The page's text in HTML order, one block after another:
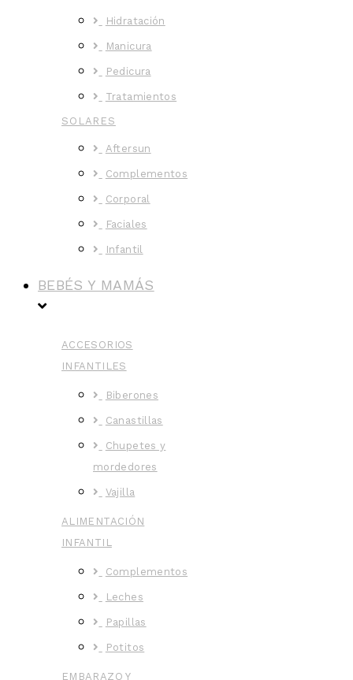
Hidratación
Manicura
Pedicura
Tratamientos
SOLARES
Aftersun
Complementos
Corporal
Faciales
Infantil
BEBÉS Y MAMÁS
ACCESORIOS
INFANTILES
Biberones
Canastillas
Chupetes y
mordedores
Vajilla
ALIMENTACIÓN
INFANTIL
Complementos
Leches
Papillas
Potitos
EMBARAZO Y